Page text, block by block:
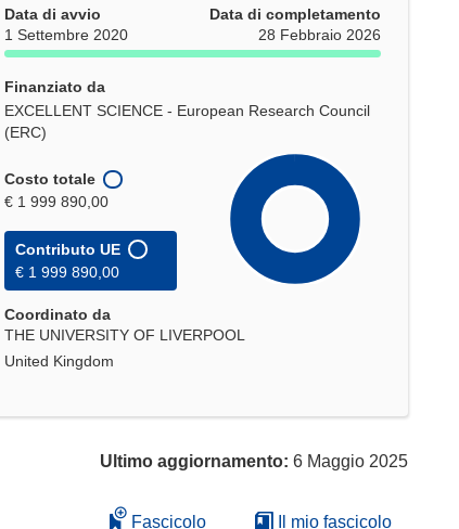
Data di avvio
1 Settembre 2020
Data di completamento
28 Febbraio 2026
Finanziato da
EXCELLENT SCIENCE - European Research Council
(ERC)
Costo totale
€ 1 999 890,00
Contributo UE
€ 1 999 890,00
Coordinato da
THE UNIVERSITY OF LIVERPOOL
United Kingdom
Ultimo aggiornamento: 6 Maggio 2025
Fascicolo Il mio fascicolo